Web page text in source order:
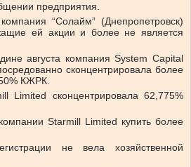
предприятия.
“Солайм” (Днепропетровск)
ей акции и более не является
августа компания System Capital
сконцентрировала более
КЖРК.
Limited сконцентрировала 62,775%
Starmill Limited купить более
не вела хозяйственной